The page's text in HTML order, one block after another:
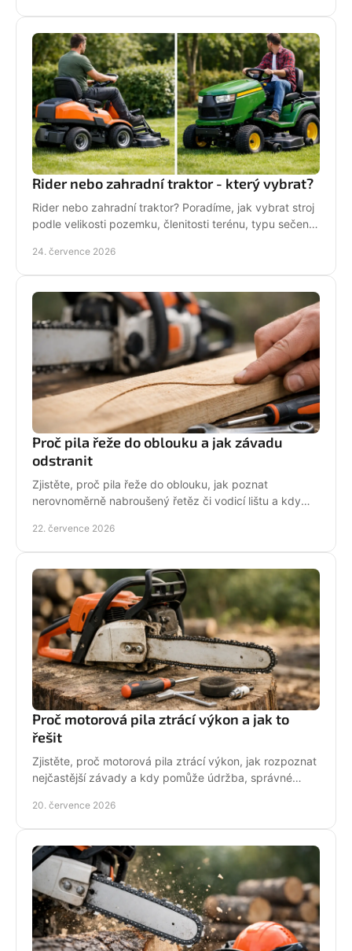
Rider nebo zahradní traktor - který vybrat?
Rider nebo zahradní traktor? Poradíme, jak vybrat stroj
podle velikosti pozemku, členitosti terénu, typu sečení
24. července 2026
Proč pila řeže do oblouku a jak závadu
odstranit
Zjistěte, proč pila řeže do oblouku, jak poznat
nerovnoměrně nabroušený řetěz či vodicí lištu a kdy
22. července 2026
Proč motorová pila ztrácí výkon a jak to
řešit
Zjistěte, proč motorová pila ztrácí výkon, jak rozpoznat
nejčastější závady a kdy pomůže údržba, správné
20. července 2026